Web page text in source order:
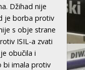
Džihad nije
je borba protiv
s obje strane
ISIL-a zvati
obučila i
bi imala protiv